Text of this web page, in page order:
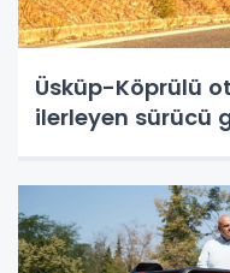
Üsküp-Köprülü
ilerleyen sürücü